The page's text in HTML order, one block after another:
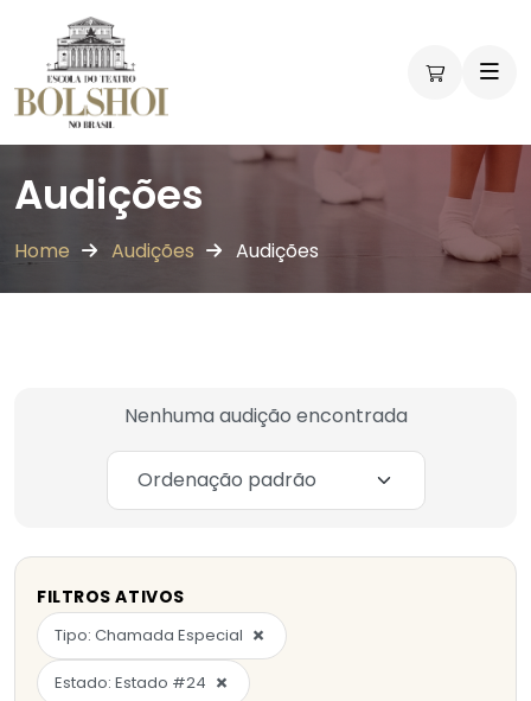
Audições
Home Audições Audições
Nenhuma audição encontrada
FILTROS ATIVOS
Tipo: Chamada Especial ×
Estado: Estado #24 ×